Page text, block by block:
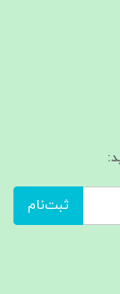
ثبت‌نام